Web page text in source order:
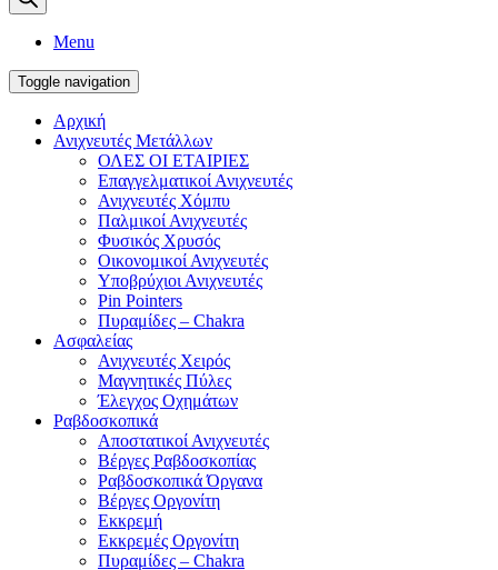
Menu
Toggle navigation
Αρχική
Ανιχνευτές Μετάλλων
ΟΛΕΣ ΟΙ ΕΤΑΙΡΙΕΣ
Επαγγελματικοί Ανιχνευτές
Ανιχνευτές Χόμπυ
Παλμικοί Ανιχνευτές
Φυσικός Χρυσός
Οικονομικοί Ανιχνευτές
Υποβρύχιοι Ανιχνευτές
Pin Pointers
Πυραμίδες – Chakra
Ασφαλείας
Ανιχνευτές Χειρός
Μαγνητικές Πύλες
Έλεγχος Οχημάτων
Ραβδοσκοπικά
Αποστατικοί Ανιχνευτές
Βέργες Ραβδοσκοπίας
Ραβδοσκοπικά Όργανα
Βέργες Οργονίτη
Εκκρεμή
Εκκρεμές Οργονίτη
Πυραμίδες – Chakra